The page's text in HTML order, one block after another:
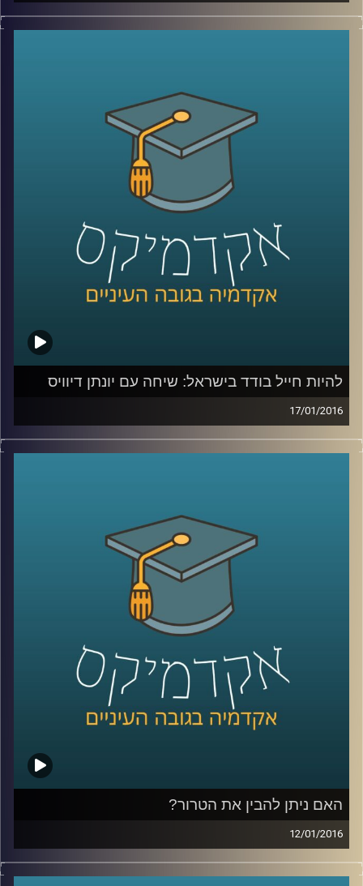
דוקטור נועה אלבלדה מספרת על מחלת
ניצבות בפני המדע שאלות גדולות לגבי
הסכיזופרניה, ונועה משתפת בהן ובשאיפת
המחקר. גם לחברה אחריות רבה, הקשורה
מהאוכלוסייה, בשגרה ה"נורמטיבית
קרדיט תמונות: AudioVersity
להיות חייל בודד בישראל: שיחה עם יונתן דיוויס
17/01/2016
יונתן דיוויס, סגן הנשיא לקשרי חוץ וראש ביה"ס
ההחלטה לשרת בצה"ל, החוויה כחייל וכסטודנט
בודד, רכישת השפה העברית, והקשר של סיפורו
האישי אל עבודתו בשנים האחרונות במרכז
AudioVersity
האם ניתן להבין את הטרור?
12/01/2016
הטרור מפחיד ומכעיס אותנו, עד כדי כך שאין